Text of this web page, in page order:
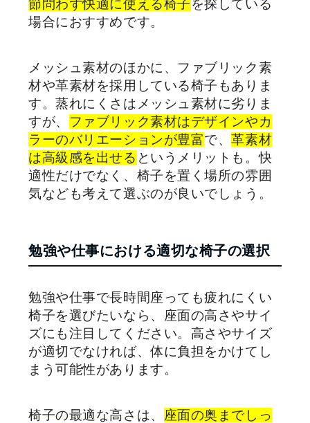
節問わず快適に使える椅子を探している
場合におすすめです。
メッシュ素材のほかに、ファブリック素
材や革素材を採用している椅子もありま
す。蒸れにくさはメッシュ素材に劣りま
すが、
ファブリック素材はデザインやカ
ラーのバリエーションが豊富で、革素材
は高級感を出せる というメリットも。快
適性だけでなく、椅子を置く場所の雰囲
気なども考えて選ぶのが良いでしょう。
勉強や仕事における適切な椅子の選択
勉強や仕事で長時間座っても疲れにくい
椅子を選びたいなら、座面の高さやサイ
ズにも注目してください。高さやサイズ
が適切でなければ、体に負担をかけてし
まう可能性があります。
椅子の最適な高さは、
座面の奥までしっ